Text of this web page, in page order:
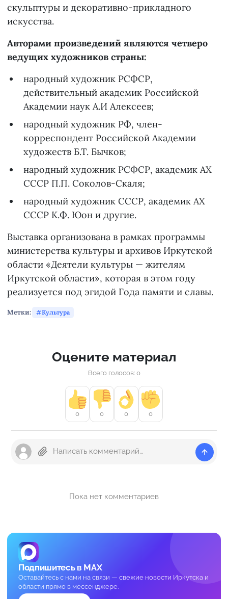
скульптуры и декоративно-прикладного
искусства.
Авторами произведений являются четверо
ведущих художников страны:
народный художник РСФСР,
действительный академик Российской
Академии наук А.И Алексеев;
народный художник РФ, член-
корреспондент Российской Академии
художеств Б.Т. Бычков;
народный художник РСФСР, академик АХ
СССР П.П. Соколов-Скаля;
народный художник СССР, академик АХ
СССР К.Ф. Юон и другие.
Выставка организована в рамках программы
министерства культуры и архивов Иркутской
области «Деятели культуры — жителям
Иркутской области», которая в этом году
реализуется под эгидой Года памяти и славы.
Метки: Культура
Оцените материал
Всего голосов: 0
0 0 0 0
Пока нет комментариев
Подпишитесь в MAX
Оставайтесь с нами на связи — свежие новости Иркутска и
области прямо в мессенджере.